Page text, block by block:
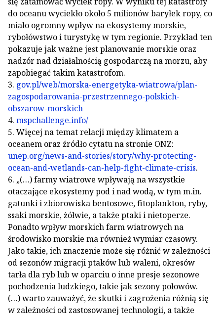
do oceanu wyciekło około 5 milionów baryłek ropy, co
miało ogromny wpływ na ekosystemy morskie,
rybołówstwo i turystykę w tym regionie. Przykład ten
pokazuje jak ważne jest planowanie morskie oraz
nadzór nad działalnością gospodarczą na morzu, aby
zapobiegać takim katastrofom.
3. gov.pl/web/morska-energetyka-wiatrowa/plan-
zagospodarowania-przestrzennego-polskich-
obszarow-morskich
4. mspchallenge.info/
5. Więcej na temat relacji między klimatem a
oceanem oraz źródło cytatu na stronie ONZ:
unep.org/news-and-stories/story/why-protecting-
ocean-and-wetlands-can-help-fight-climate-crisis.
6. „(…) farmy wiatrowe wpływają na wszystkie
otaczające ekosystemy pod i nad wodą, w tym m.in.
gatunki i zbiorowiska bentosowe, fitoplankton, ryby,
ssaki morskie, żółwie, a także ptaki i nietoperze.
Ponadto wpływ morskich farm wiatrowych na
środowisko morskie ma również wymiar czasowy.
Jako takie, ich znaczenie może się różnić w zależności
od sezonów migracji ptaków lub waleni, okresów
tarła dla ryb lub w oparciu o inne presje sezonowe
pochodzenia ludzkiego, takie jak sezony połowów.
(…) warto zauważyć, że skutki i zagrożenia różnią się
w zależności od zastosowanej technologii, a także